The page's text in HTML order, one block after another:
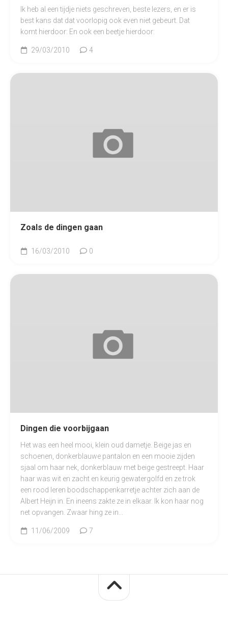
Ik heb al een tijdje niets geschreven, beste lezers, en er is
best kans dat dat voorlopig ook even niet gebeurt. Dat
komt hierdoor: En ook een beetje hierdoor:
29/03/2010 4
Zoals de dingen gaan
16/03/2010 0
Dingen die voorbijgaan
Het was een heel mooi, klein oud dametje. Beige jas en
schoenen, donkerblauwe pantalon en een mooie zijden
sjaal om haar nek, donkerblauw met beige gestreept. Haar
haar was wit en zacht en keurig gewatergolfd en ze trok
een rood leren boodschappenkarretje achter zich aan de
Albert Heijn in. En ineens zakte ze in elkaar. Ik kon haar nog
net opvangen. Zwaar hing ze in...
11/06/2009 7